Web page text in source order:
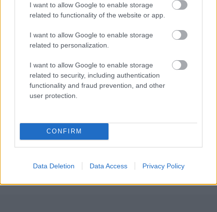
I want to allow Google to enable storage
related to functionality of the website or app.
I want to allow Google to enable storage
related to personalization.
I want to allow Google to enable storage
related to security, including authentication
functionality and fraud prevention, and other
user protection.
CONFIRM
Data Deletion Data Access Privacy Policy